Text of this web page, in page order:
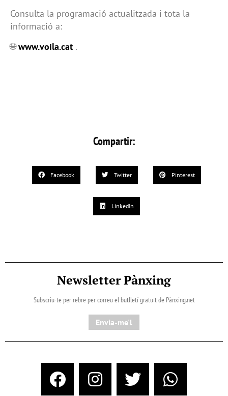
Consulta la programació actualitzada i tota la
informació a:
🌐www.voila.cat .
Compartir:
Facebook Twitter Pinterest
LinkedIn
Newsletter Pànxing
Subscriu-te per rebre per correu el butlletí gratuït de Pànxing.net​
Envia-me'l